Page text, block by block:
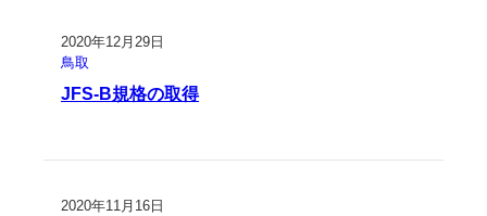
2020年12月29日
鳥取
JFS-B規格の取得
2020年11月16日